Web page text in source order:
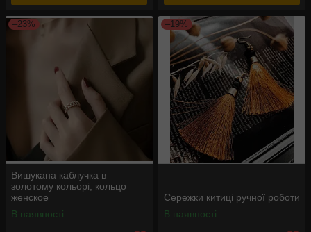
–23%
Вишукана каблучка в
золотому кольорі, кольцо
женское
В наявності
–19%
Сережки китиці ручної роботи
В наявності